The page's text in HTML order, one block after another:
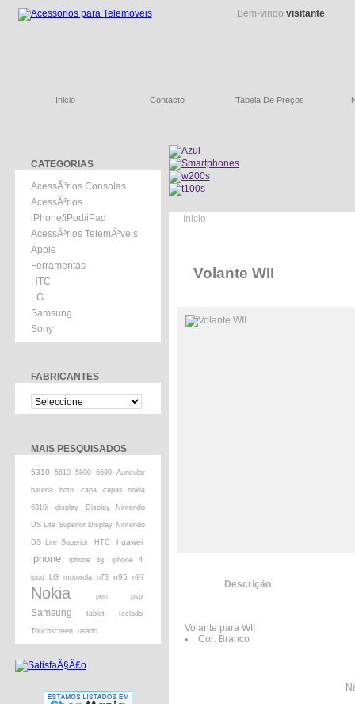
Bem-vindo visitante
Inicio Contacto Tabela De Preços
CATEGORIAS
AcessÃ³rios Consolas
AcessÃ³rios
iPhone/iPod/iPad
AcessÃ³rios TelemÃ³veis
Apple
Ferramentas
HTC
LG
Samsung
Sony
FABRICANTES
MAIS PESQUISADOS
5310 5610 5800 6680 Auricular
bateria boto capa capas nokia
6310i display Display Nintendo
DS Lite Superior Display Nintendo
DS Lite Superior HTC huawei
iphone iphone 3g iphone 4
ipod LG motorola n73 n95 n97
Nokia pen psp
Samsung tablet teclado
Touchscreen usado
Inicio
Volante WII
Descrição
Volante para WII
Cor: Branco